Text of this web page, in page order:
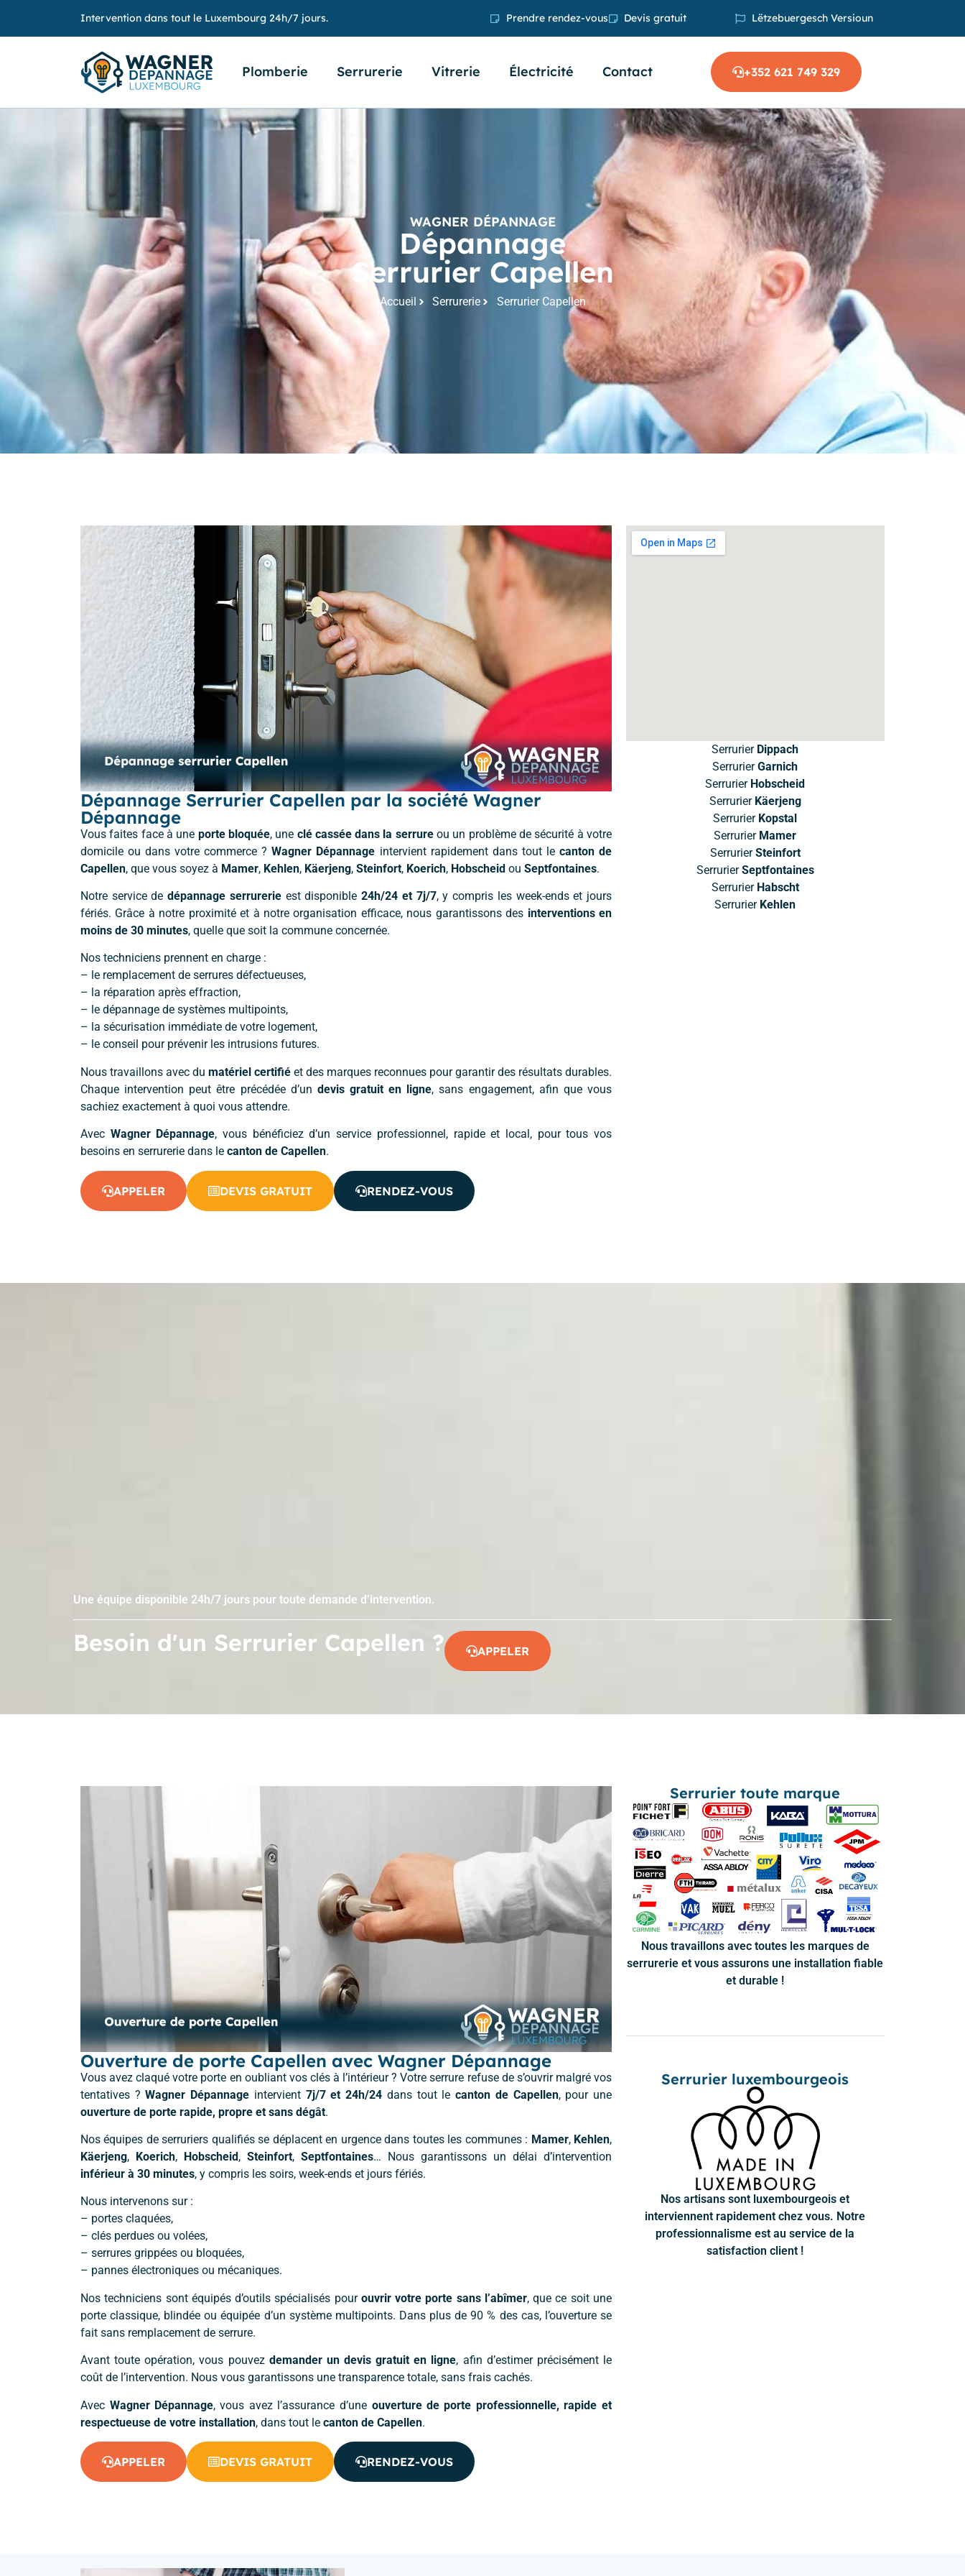
Intervention dans tout le Luxembourg 24h/7 jours. Prendre rendez-vous Devis gratuit Lëtzebuergesch Versioun
Plomberie Serrurerie Vitrerie Électricité Contact +352 621 749 329
WAGNER DÉPANNAGE
Dépannage
Serrurier Capellen
Accueil Serrurerie Serrurier Capellen
Dépannage Serrurier Capellen par la société Wagner
Dépannage
Vous faites face à une porte bloquée, une clé cassée dans la serrureou un problème de sécurité à votre
domicile ou dans votre commerce ?Wagner Dépannage intervient rapidement dans tout le canton de
Capellen, que vous soyez à Mamer, Kehlen, Käerjeng, Steinfort, Koerich, Hobscheid ou Septfontaines.
Notre service dedépannage serrurerieest disponible24h/24 et 7j/7, y compris les week-ends et jours
fériés. Grâce à notre proximité et à notre organisation efficace, nous garantissons des interventions en
moins de 30 minutes, quelle que soit la commune concernée.
Nos techniciens prennent en charge :
– le remplacement de serrures défectueuses,
– la réparation après effraction,
– le dépannage de systèmes multipoints,
– la sécurisation immédiate de votre logement,
– le conseil pour prévenir les intrusions futures.
Nous travaillons avec du matériel certifié et des marques reconnues pour garantir des résultats durables.
Chaque intervention peut être précédée d’un devis gratuit en ligne, sans engagement, afin que vous
sachiez exactement à quoi vous attendre.
Avec Wagner Dépannage, vous bénéficiez d’un service professionnel, rapide et local, pour tous vos
besoins en serrurerie dans le canton de Capellen.
APPELER DEVIS GRATUIT RENDEZ-VOUS
Serrurier Dippach
SerrurierGarnich
Serrurier Hobscheid
Serrurier Käerjeng
Serrurier Kopstal
Serrurier Mamer
SerrurierSteinfort
SerrurierSeptfontaines
Serrurier Habscht
Serrurier Kehlen
Une équipe disponible 24h/7 jours pour toute demande d’intervention.
Besoin d'un Serrurier Capellen ? APPELER
Ouverture de porte Capellen avec Wagner Dépannage
Vous avez claqué votre porte en oubliant vos clés à l’intérieur ? Votre serrure refuse de s’ouvrir malgré vos
tentatives ?Wagner Dépannage intervient 7j/7 et 24h/24 dans tout lecanton de Capellen, pour une
ouverture de porte rapide, propre et sans dégât.
Nos équipes de serruriers qualifiés se déplacent en urgence dans toutes les communes : Mamer, Kehlen,
Käerjeng, Koerich, Hobscheid, Steinfort, Septfontaines… Nous garantissons un délai d’intervention
inférieur à 30 minutes, y compris les soirs, week-ends et jours fériés.
Nous intervenons sur :
– portes claquées,
– clés perdues ou volées,
– serrures grippées ou bloquées,
– pannes électroniques ou mécaniques.
Nos techniciens sont équipés d’outils spécialisés pour ouvrir votre porte sans l’abîmer, que ce soit une
porte classique, blindée ou équipée d’un système multipoints. Dans plus de 90 % des cas, l’ouverture se
fait sans remplacement de serrure.
Avant toute opération, vous pouvez demander un devis gratuit en ligne, afin d’estimer précisément le
coût de l’intervention. Nous vous garantissons une transparence totale, sans frais cachés.
Avec Wagner Dépannage, vous avez l’assurance d’une ouverture de porte professionnelle, rapide et
respectueuse de votre installation, dans tout le canton de Capellen.
APPELER DEVIS GRATUIT RENDEZ-VOUS
Serrurier toute marque
Nous travaillons avec toutes les marques de
serrurerie et vous assurons une installation fiable
et durable !
Serrurier luxembourgeois
Nos artisans sont luxembourgeois et
interviennent rapidement chez vous. Notre
professionnalisme est au service de la
satisfaction client !